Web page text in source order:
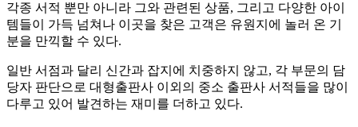
각종 서적 뿐만 아니라 그와 관련된 상품, 그리고 다양한 아이
템들이 가득 넘쳐나 이곳을 찾은 고객은 유원지에 놀러 온 기
분을 만끽할 수 있다.
일반 서점과 달리 신간과 잡지에 치중하지 않고, 각 부문의 담
당자 판단으로 대형출판사 이외의 중소 출판사 서적들을 많이
다루고 있어 발견하는 재미를 더하고 있다.